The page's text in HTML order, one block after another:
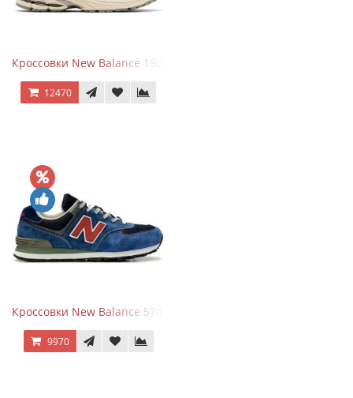
Кроссовки New Balance 1906R Arid Stone
12470
Кроссовки New Balance 574 Blue Black Red синий с красным
9970